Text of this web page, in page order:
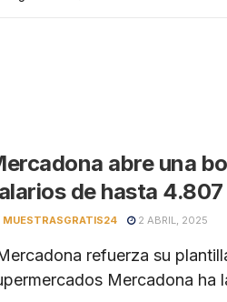
abre una
de hasta
MUESTRASGRATIS24 2 ABRIL, 2025
refuerza su
Mercadona ha